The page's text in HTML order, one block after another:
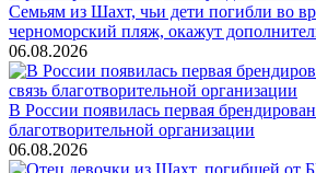
Семьям из Шахт, чьи дети погибли во
черноморский пляж, окажут
06.08.2026
В России появилась первая
благотворительной организации
06.08.2026